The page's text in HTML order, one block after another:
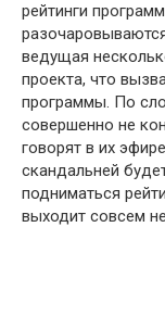
рейтинги
ведущая
проекта, что
программы. По
совершенно не
говорят в их
скандальней
подниматься
выходит совсем